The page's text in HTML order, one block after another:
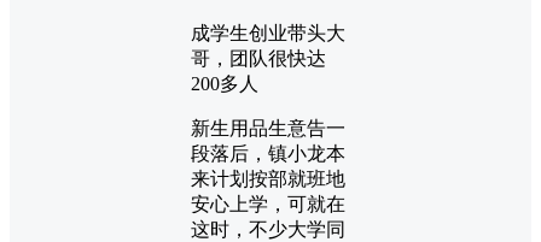
成学生创业带头大
哥，团队很快达
200多人
新生用品生意告一
段落后，镇小龙本
来计划按部就班地
安心上学，可就在
这时，不少大学同